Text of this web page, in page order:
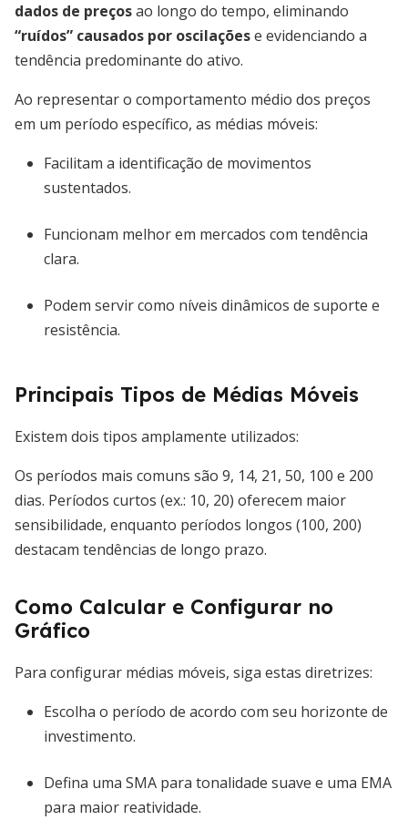
dados de preçosao longo do tempo, eliminando
“ruídos” causados por oscilaçõese evidenciando a
tendência predominante do ativo.
Ao representar o comportamento médio dos preços
em um período específico, as médias móveis:
Facilitam a identificação de movimentos
sustentados.
Funcionam melhor em mercados com tendência
clara.
Podem servir como níveis dinâmicos de suporte e
resistência.
Principais Tipos de Médias Móveis
Existem dois tipos amplamente utilizados:
Os períodos mais comuns são 9, 14, 21, 50, 100 e 200
dias. Períodos curtos (ex.: 10, 20) oferecem maior
sensibilidade, enquanto períodos longos (100, 200)
destacam tendências de longo prazo.
Como Calcular e Configurar no
Gráfico
Para configurar médias móveis, siga estas diretrizes:
Escolha o período de acordo com seu horizonte de
investimento.
Defina uma SMA para tonalidade suave e uma EMA
para maior reatividade.